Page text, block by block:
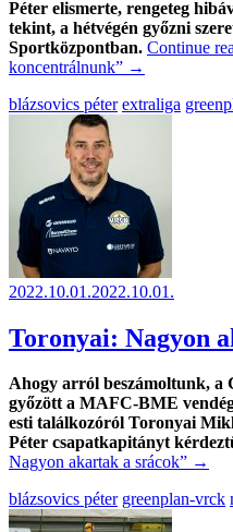
Péter elismerte, rengeteg
tekint, a hétvégén győzni
Sportközpontban. Continue
koncentrálnunk” →
blázsovics péter extraliga
2022.10.01.2022.10.01.
Toronyai: Nagyon
Ahogy arról beszámoltunk, a
győzött a MAFC-BME
esti találkozóról Toronyai
Péter csapatkapitányt
Nagyon akartak a srácok” →
blázsovics péter greenplan-vrck